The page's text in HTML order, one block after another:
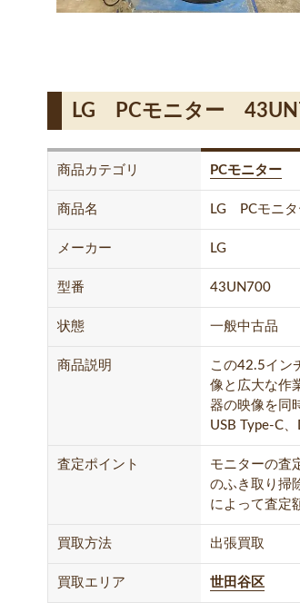
LG PCモニター
商品カテゴリ PCモニター
商品名 LG PCモニ
メーカー LG
型番 43UN700
状態 一般中古品
商品説明
この42.5イン
像と広大な作
器の映像を同
USB Type-C
査定ポイント
モニターの査
のふき取り掃
によって査定
買取方法 出張買取
買取エリア 世田谷区